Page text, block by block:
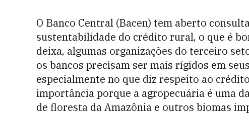
O Banco Central (Bacen) tem aberto
sustentabilidade do crédito rural, o que é
deixa, algumas organizações do terceiro
os bancos precisam ser mais rígidos em
especialmente no que diz respeito ao
importância porque a agropecuária é uma
de floresta da Amazônia e outros biomas